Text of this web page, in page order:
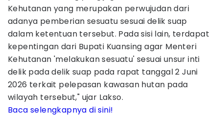
Kehutanan yang merupakan perwujudan dari
adanya pemberian sesuatu sesuai delik suap
dalam ketentuan tersebut. Pada sisi lain, terdapat
kepentingan dari Bupati Kuansing agar Menteri
Kehutanan 'melakukan sesuatu' sesuai unsur inti
delik pada delik suap pada rapat tanggal 2 Juni
2026 terkait pelepasan kawasan hutan pada
wilayah tersebut," ujar Lakso.
Baca selengkapnya di sini!